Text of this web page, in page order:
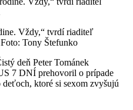
Vždy,“ tvrdí riaditeľ
Foto: Tony Štefunko
deň Peter Tománek
7 DNÍ prehovoril o prípade
ktoré si sexom zvyšujú